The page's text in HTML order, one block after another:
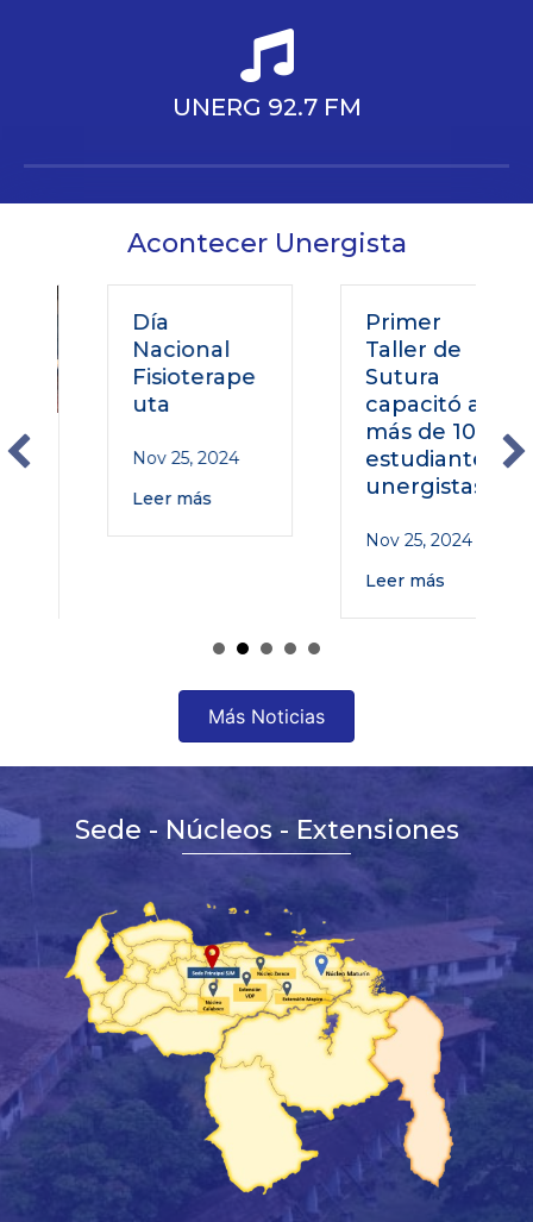
UNERG 92.7 FM
Acontecer Unergista
Nacional
Fisioterape
uta
Nov 25, 2024
Leer más
Primer
Taller de
Sutura
capacitó a
más de 100
estudiantes
unergistas
Nov 25, 2024
Leer más
Más Noticias
Sede - Núcleos - Extensiones